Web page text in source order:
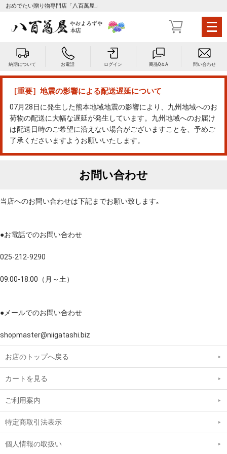
メ
ニ
ー
を
開
おめでたい贈り物専門店「八百萬屋」
納期について お電話 ログイン 商品Q＆A 問い合わせ
［重要］地震の影響による配送遅延について
07月28日に発生した熊本地域地震の影響により、九州地域へのお
荷物の配送に大幅な遅延が発生しています。九州地域へのお届け
は配送日時のご希望に沿えない場合がございますことを、予めご
了承くださいますようお願いいたします。
お問い合わせ
当店へのお問い合わせは下記までお願い致します｡
●お電話でのお問い合わせ
025-212-9290
09:00-18:00（月～土）
●メールでのお問い合わせ
shopmaster@niigatashi.biz
お店のトップへ戻る
カートを見る
ご利用案内
特定商取引法表示
個人情報の取扱い